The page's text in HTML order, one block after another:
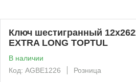
Ключ шестигранный
EXTRA LONG TOPTUL
В наличии
Код: AGBE1226
Розница